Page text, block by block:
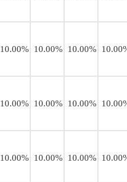
10.00% 10.00% 10.00%
10.00% 10.00% 10.00%
10.00% 10.00% 10.00%